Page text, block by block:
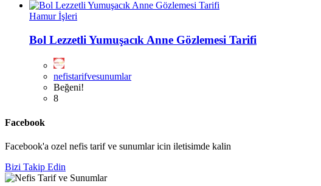
Hamur İşleri
Bol Lezzetli Yumuşacık Anne Gözlemesi Tarifi
nefistarifvesunumlar
Beğeni!
8
Facebook
Facebook'a ozel nefis tarif ve sunumlar icin iletisimde kalin
Bizi Takip Edin